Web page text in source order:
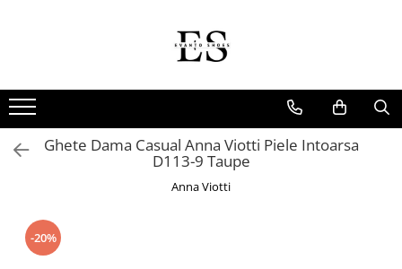
Oxford
Derby
MonkStraps
Loafers
Papuci
Ghete
Pantofi
Sandale
Ghete Dama Casual Anna Viotti Piele Intoarsa
D113-9 Taupe
Anna Viotti
-20%